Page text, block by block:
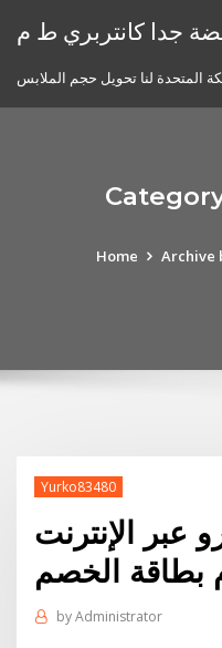
جدا كانتربري ط م
المتحدة لنا تحويل حجم الملابس
Home Archive
Yurko83480
عبر الإنترنت
بطاقة الخصم
byAdministrator